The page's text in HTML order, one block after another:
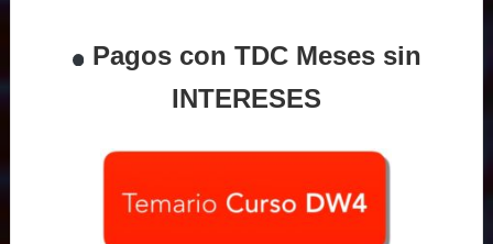
Pagos con TDC Meses sin
INTERESES